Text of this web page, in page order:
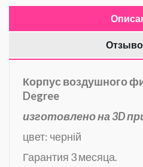
Корпус воздушного
Degree
изготовлено на 3D
цвет: черній
Гарантия 3 месяца.